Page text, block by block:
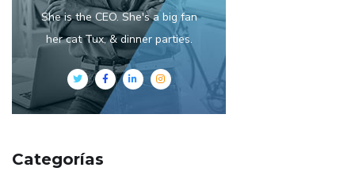
She is the CEO. She's a big fan
her cat Tux, & dinner parties.
Categorías